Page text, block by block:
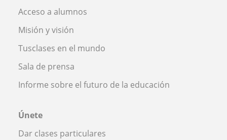
Acceso a alumnos
Misión y visión
Tusclases en el mundo
Sala de prensa
Informe sobre el futuro de la educación
Únete
Dar clases particulares